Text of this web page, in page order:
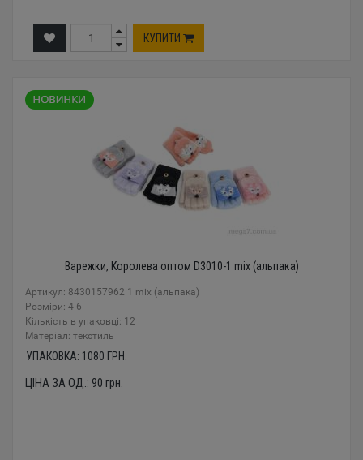
КУПИТИ
Варежки, Королева оптом D3010-1 mix (альпака)
Артикул: 8430157962 1 mix (альпака)
Розміри: 4-6
Кількість в упаковці: 12
Mатеріал: текстиль
УПАКОВКА: 1080 ГРН.
ЦІНА ЗА ОД.: 90 грн.